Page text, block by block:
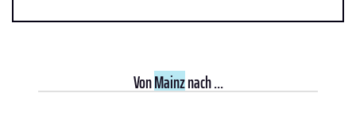
VonMainznach ...